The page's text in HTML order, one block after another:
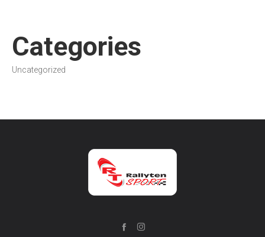
Categories
Uncategorized